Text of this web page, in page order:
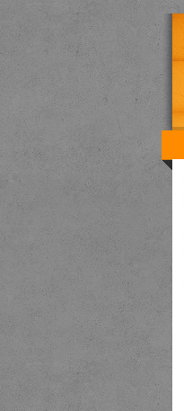
Overslaan en naar de inhoud gaan